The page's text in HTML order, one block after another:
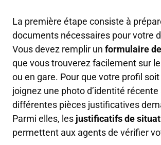
La première étape consiste à
documents nécessaires pour votre
Vous devez remplir un formulaire
que vous trouverez facilement sur
ou en gare. Pour que votre profil soit
joignez une photo d’identité
différentes pièces justificatives
Parmi elles, les justificatifs de
permettent aux agents de vérifier